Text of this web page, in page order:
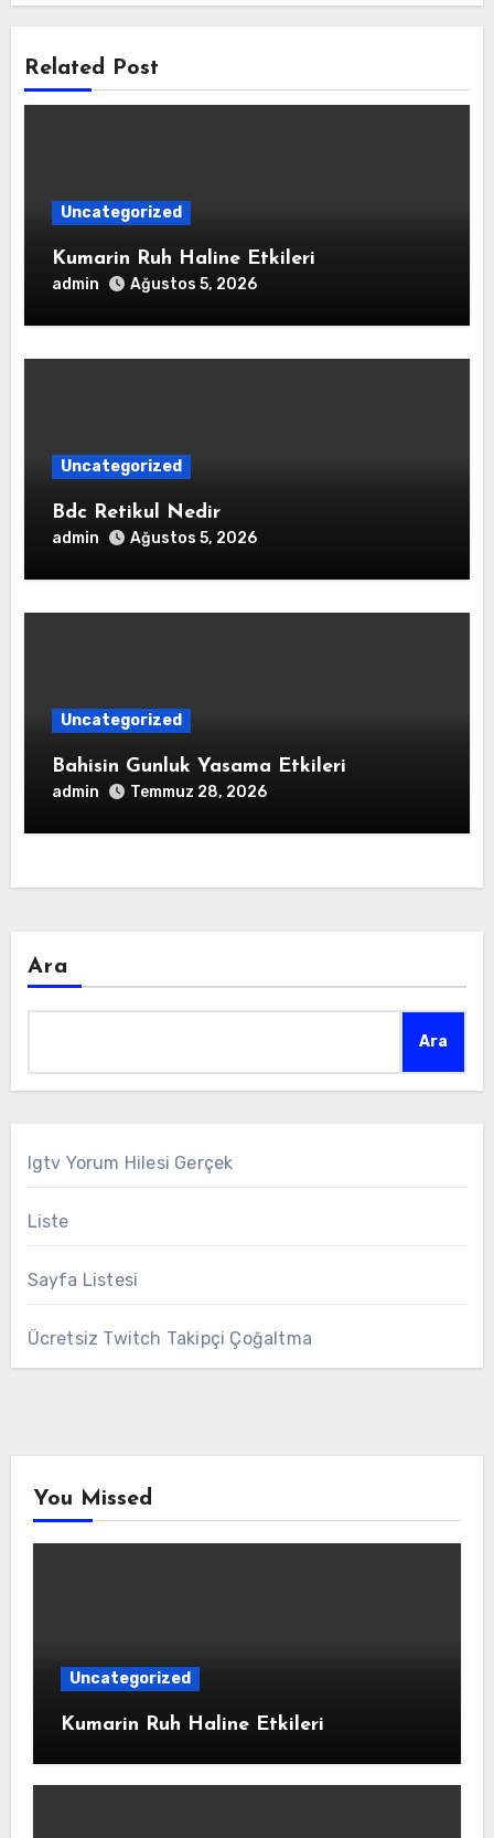
Related Post
Uncategorized
Kumarin Ruh Haline Etkileri
admin Ağustos 5, 2026
Uncategorized
Bdc Retikul Nedir
admin Ağustos 5, 2026
Uncategorized
Bahisin Gunluk Yasama Etkileri
admin Temmuz 28, 2026
Ara
Ara
Igtv Yorum Hilesi Gerçek
Liste
Sayfa Listesi
Ücretsiz Twitch Takipçi Çoğaltma
You Missed
Uncategorized
Kumarin Ruh Haline Etkileri